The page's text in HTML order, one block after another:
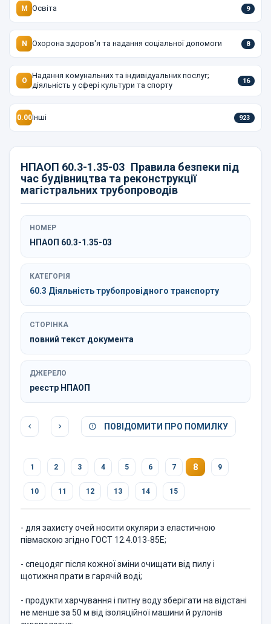
M Освіта 9
N Охорона здоров'я та надання соціальної допомоги 8
O
Надання комунальних та індивідуальних послуг;
діяльність у сфері культури та спорту
16
0.00Інші 923
НПАОП 60.3-1.35-03 Правила безпеки під
час будівництва та реконструкції
магістральних трубопроводів
НОМЕР
НПАОП 60.3-1.35-03
КАТЕГОРІЯ
60.3 Діяльність трубопровідного транспорту
СТОРІНКА
повний текст документа
ДЖЕРЕЛО
реєстр НПАОП
ПОВІДОМИТИ ПРО ПОМИЛКУ
1 2 3 4 5 6 7 8 9
10 11 12 13 14 15
- для захисту очей носити окуляри з еластичною
півмаскою згідно ГОСТ 12.4.013-85Е;
- спецодяг після кожної зміни очищати від пилу і
щотижня прати в гарячій воді;
- продукти харчування і питну воду зберігати на відстані
не менше за 50 м від ізоляційної машини й рулонів